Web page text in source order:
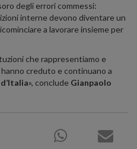
degli errori commessi:
interne devono diventare un
a lavorare insieme per
che rappresentiamo e
creduto e continuano a
», conclude Gianpaolo